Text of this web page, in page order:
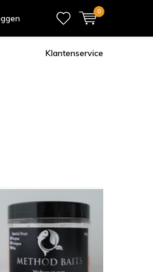
0
Klantenservice